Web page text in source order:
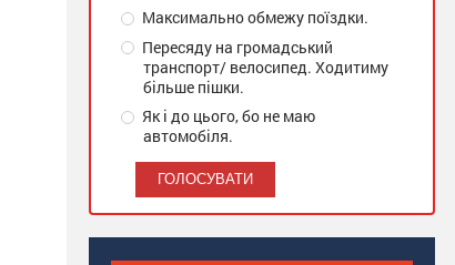
Максимально обмежу поїздки.
Пересяду на громадський
транспорт/ велосипед. Ходитиму
більше пішки.
Як і до цього, бо не маю
автомобіля.